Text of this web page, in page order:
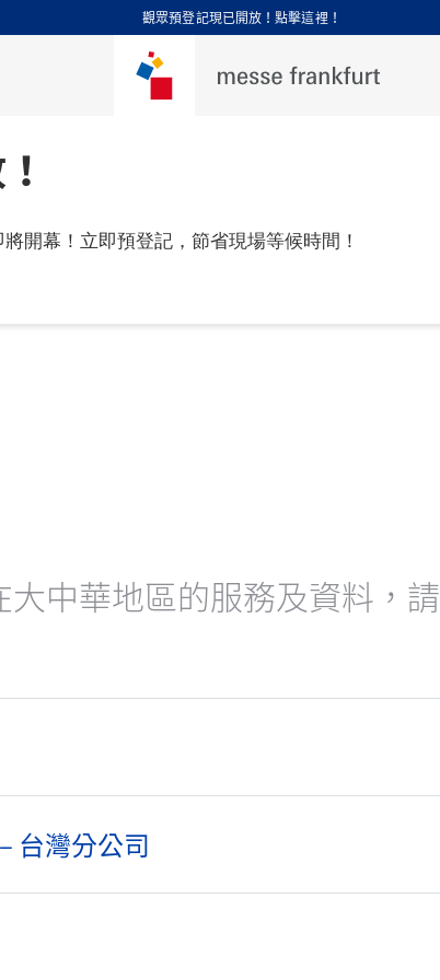
觀眾預登記現已開放！點擊這裡！
開幕！立即預登記，節省現場等候時間！
中華地區的服務及資料，請
台灣分公司